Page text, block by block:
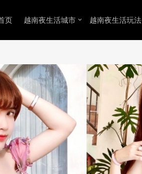
页 越南夜生活城市 越南夜生活玩法